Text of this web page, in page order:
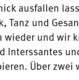
ausfallen
und
wieder und wir
Interssantes
Über